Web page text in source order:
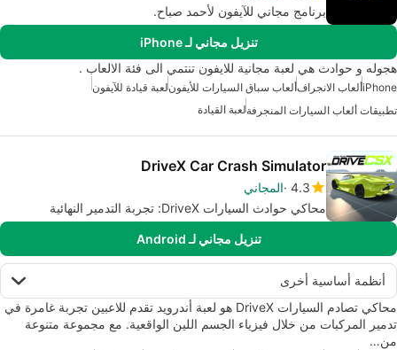
برنامج مجاني للآيفون لأحمد صباح.
تنزيل مجاني لـ iPhone
هجوله و حوادث هي لعبة مجانية للايفون تنتمي الى فئة الالعاب .
iPhoneألعاب الانجرافألعاب سباق السيارات للأيفونلعبة قيادة للآيفون
تطبيقات ألعاب السيارات المنجرفةلعبة القيادة
DriveX Car Crash Simulator
4.3 المجاني
محاكي حوادث السيارات DriveX: تجربة التدمير النهائية
تنزيل مجاني لـ Android
أنظمة أساسية أخرى
محاكي تصادم السيارات DriveX هو لعبة أندرويد تقدم للاعبين تجربة غامرة في
تدمير المركبات من خلال فيزياء الجسم اللين الواقعية. مع مجموعة متنوعة
من…